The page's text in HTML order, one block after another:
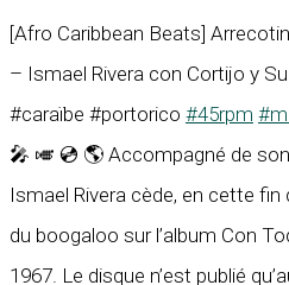
[Afro Caribbean Beats]
– Ismael Rivera con Cortijo y
#caraïbe #portorico #45rpm
🎤 🎺 💿 🌎 Accompagné de
Ismael Rivera cède, en cette
du boogaloo sur l’album Con
1967. Le disque n’est publié